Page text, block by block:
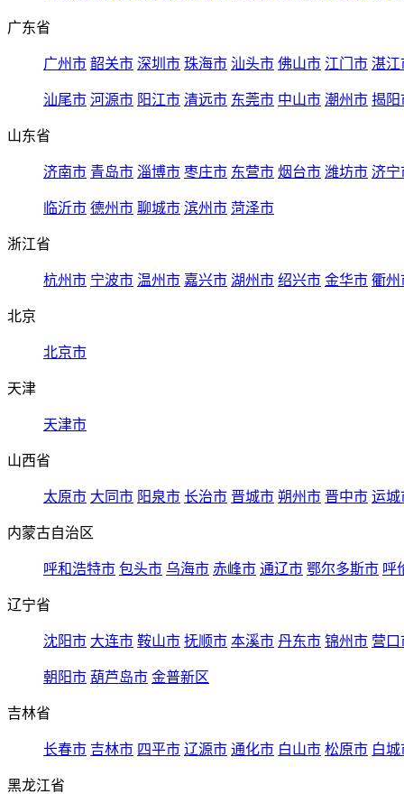
广东省
广州市 韶关市 深圳市 珠海市 汕头市 佛山市 江门市 湛江
汕尾市 河源市 阳江市 清远市 东莞市 中山市 潮州市 揭阳
山东省
济南市 青岛市 淄博市 枣庄市 东营市 烟台市 潍坊市 济宁
临沂市 德州市 聊城市 滨州市 菏泽市
浙江省
杭州市 宁波市 温州市 嘉兴市 湖州市 绍兴市 金华市 衢州
北京
北京市
天津
天津市
山西省
太原市 大同市 阳泉市 长治市 晋城市 朔州市 晋中市 运城
内蒙古自治区
呼和浩特市 包头市 乌海市 赤峰市 通辽市 鄂尔多斯市 呼
辽宁省
沈阳市 大连市 鞍山市 抚顺市 本溪市 丹东市 锦州市 营口
朝阳市 葫芦岛市 金普新区
吉林省
长春市 吉林市 四平市 辽源市 通化市 白山市 松原市 白城
黑龙江省